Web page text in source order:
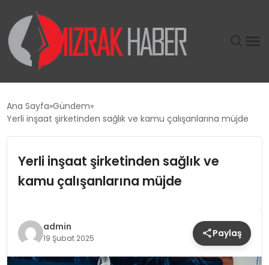
DÜNYA
EKONOMI
SPOR
TEKNOLOJI
Ana Sayfa Gündem
Yerli inşaat şirketinden sağlık ve kamu çalışanlarına müjde
Yerli inşaat şirketinden sağlık ve
kamu çalışanlarına müjde
admin
19 Şubat 2025 Paylaş